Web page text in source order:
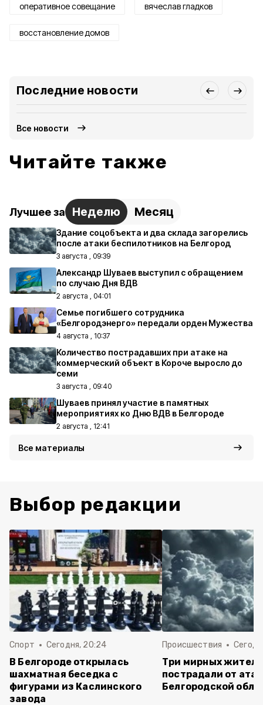
оперативное совещание вячеслав гладков
восстановление домов
Последние новости
Все новости
Читайте также
Лучшее за Неделю Месяц
Здание соцобъекта и два склада загорелись
после атаки беспилотников на Белгород
3 августа , 09:39
Александр Шуваев выступил с обращением
по случаю Дня ВДВ
2 августа , 04:01
Семье погибшего сотрудника
«Белгородэнерго» передали орден Мужества
4 августа , 10:37
Количество пострадавших при атаке на
коммерческий объект в Короче выросло до
семи
3 августа , 09:40
Шуваев принял участие в памятных
мероприятиях ко Дню ВДВ в Белгороде
2 августа , 12:41
Все материалы
Выбор редакции
Спорт Сегодня, 20:24
В Белгороде открылась
шахматная беседка с
фигурами из Каслинского
завода
Происшествия
Три мирных жителя
пострадали от
Белгородской